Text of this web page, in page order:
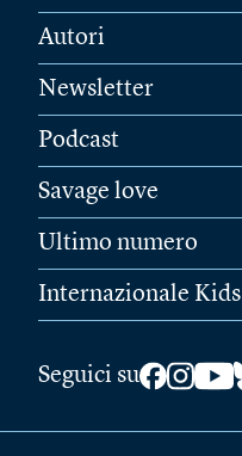
Autori
Newsletter
Podcast
Savage love
Ultimo numero
Internazionale Kids
Seguici su